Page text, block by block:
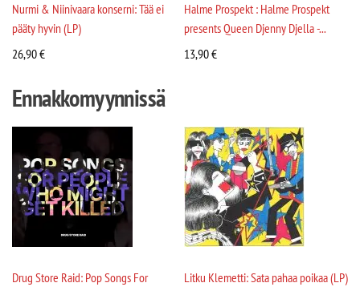
Nurmi & Niinivaara konserni: Tää ei
pääty hyvin (LP)
26,90€
Halme Prospekt : Halme Prospekt
presents Queen Djenny Djella -...
13,90€
Ennakkomyynnissä
Drug Store Raid: Pop Songs For
Litku Klemetti: Sata pahaa poikaa (LP)